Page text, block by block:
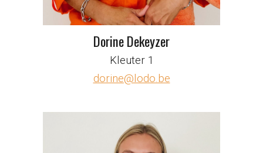
Dorine Dekeyzer
Kleuter 1
dorine@lodo.be